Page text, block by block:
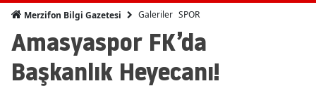
Merzifon Bilgi Gazetesi Galeriler SPOR
Amasyaspor FK’da
Başkanlık Heyecanı!